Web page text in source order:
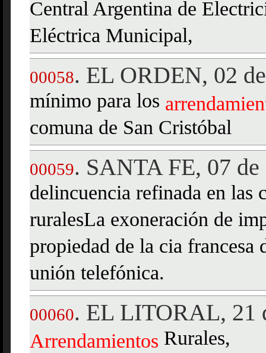
Central Argentina de
Eléctrica Municipal,
00058. EL ORDEN, 02
mínimo para los
comuna de San Cristóbal
00059. SANTA FE, 07
delincuencia refinada en las
ruralesLa exoneración de
propiedad de la cia francesa
unión telefónica.
00060. EL LITORAL, 21
Arrendamientos Rurales,